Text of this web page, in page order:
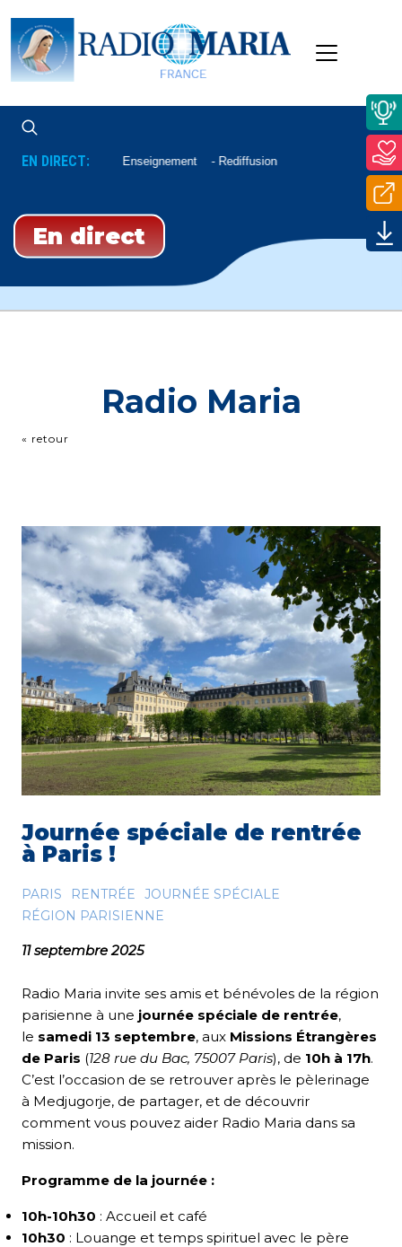
EN DIRECT: Enseignement Rediffusion
En direct
Radio Maria
« retour
Journée spéciale de rentrée
à Paris !
PARIS RENTRÉE
JOURNÉE SPÉCIALE
RÉGION PARISIENNE
11 septembre 2025
Radio Maria invite ses amis et bénévoles de la région
parisienne à une journée spéciale de rentrée,
le samedi 13 septembre, aux Missions Étrangères
de Paris (128 rue du Bac, 75007 Paris), de 10h à 17h.
C’est l’occasion de se retrouver après le pèlerinage
à Medjugorje, de partager, et de découvrir
comment vous pouvez aider Radio Maria dans sa
mission.
Programme de la journée :
10h-10h30 : Accueil et café
10h30 : Louange et temps spirituel avec le père